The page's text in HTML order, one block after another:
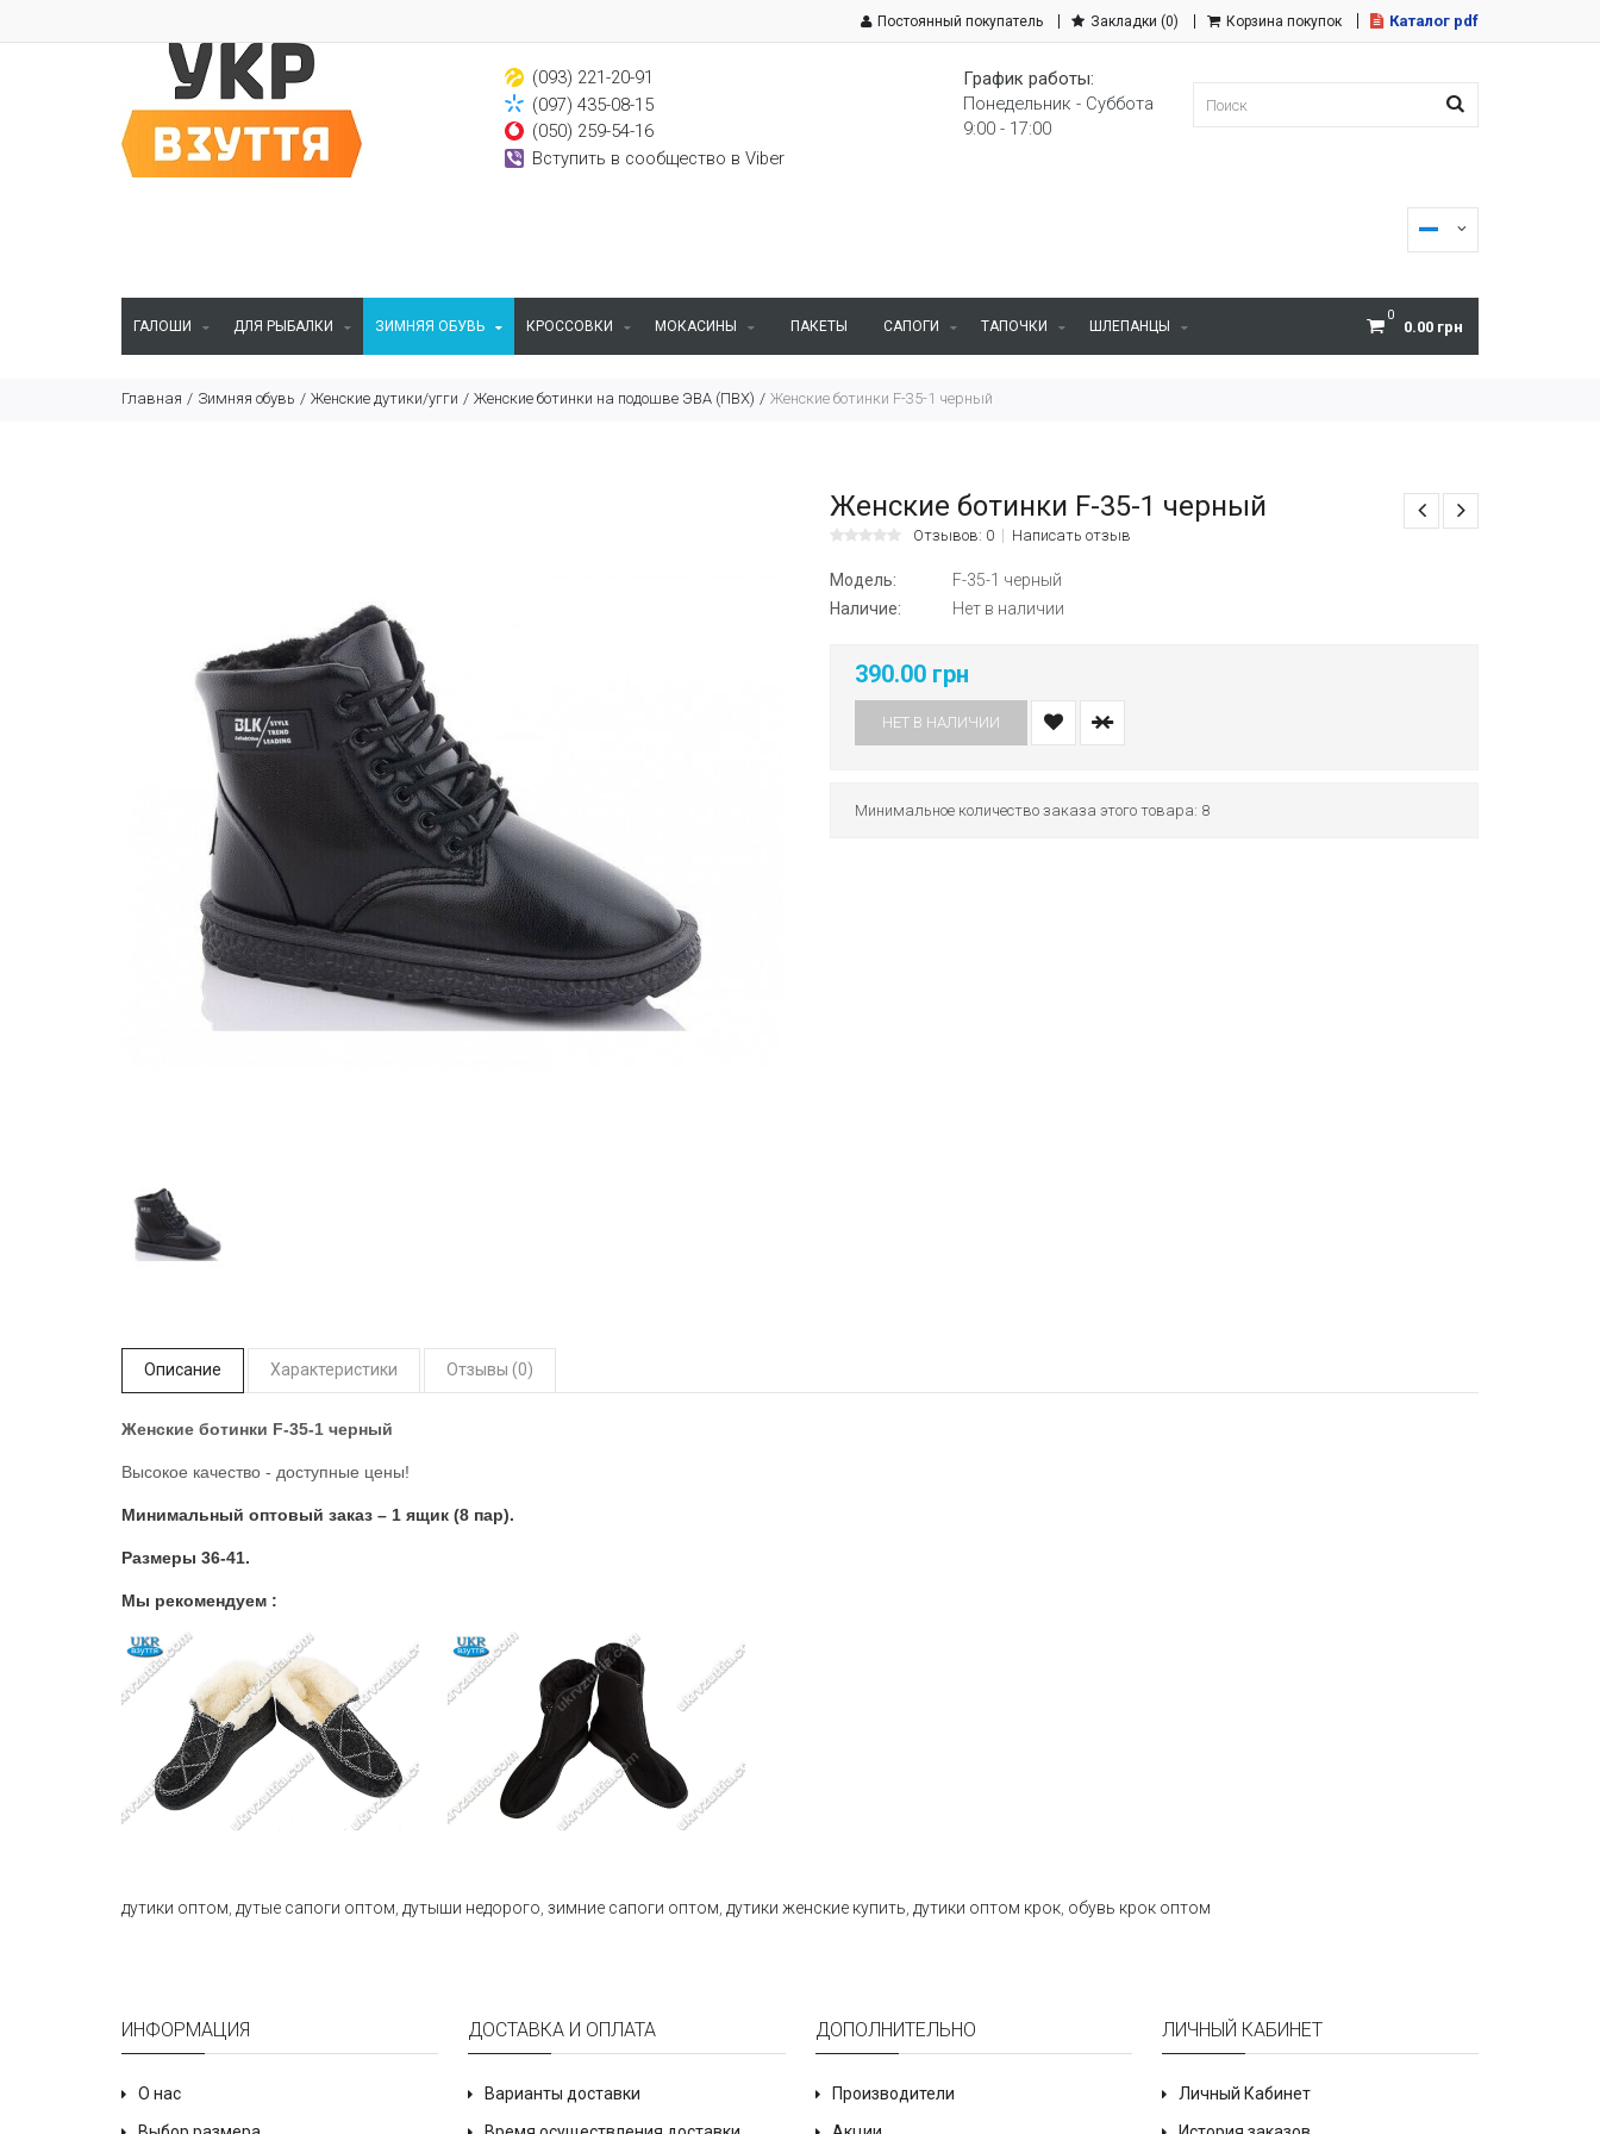
Постоянный покупатель Закладки (0) Корзина покупок Каталог pdf
(093) 221-20-91
(097) 435-08-15
(050) 259-54-16
Вступить в сообщество в Viber
График работы:
Понедельник - Суббота
9:00 - 17:00
0
0.00 грн
ГАЛОШИ ДЛЯ РЫБАЛКИ ЗИМНЯЯ ОБУВЬ КРОССОВКИ МОКАСИНЫ ПАКЕТЫ САПОГИ ТАПОЧКИ ШЛЕПАНЦЫ
Главная Зимняя обувь Женские дутики/угги Женские ботинки на подошве ЭВА (ПВХ) Женские ботинки F-35-1 черный
Женские ботинки F-35-1 черный
Отзывов: 0 Написать отзыв
Модель:
F-35-1 черный
Наличие:
Нет в наличии
390.00 грн
НЕТ В НАЛИЧИИ
Минимальное количество заказа этого товара: 8
Описание Характеристики Отзывы (0)
Женские ботинки F-35-1 черный
Высокое качество - доступные цены!
Минимальный оптовый заказ – 1 ящик (8 пар).
Размеры 36-41.
Мы рекомендуем :
дутики оптом дутые сапоги оптом дутыши недорого зимние сапоги оптом дутики женские купить дутики оптом крок обувь крок оптом
ИНФОРМАЦИЯ
О нас
ДОСТАВКА И ОПЛАТА
Варианты доставки
ДОПОЛНИТЕЛЬНО
Производители
ЛИЧНЫЙ КАБИНЕТ
Личный Кабинет